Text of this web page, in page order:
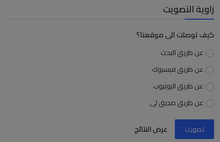
زاوية التصويت
كيف توصلت الى موقعنا؟
عن طريق البحث
عن طريق فيسبوك
عن طريق اليوتيوب
عن طريق صديق لى
تصويت عرض النتائج